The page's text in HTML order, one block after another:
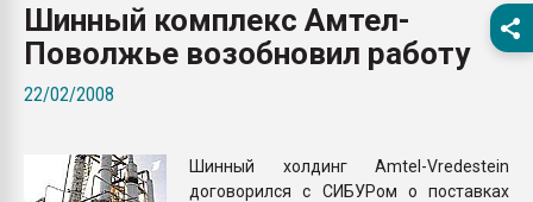
Материал поверхности
вакуумного
Продам отходы
ПЕРЕЙТИ НА
Шинный комплекс Амтел-
Поволжье возобновил работу
22/02/2008
Шинный холдинг Amtel-Vredestein
договорился с СИБУРом о поставках